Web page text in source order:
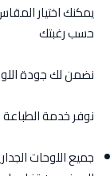
يمكنك اختيار
حسب رغبتك
نضمن لك جودة
نوفر خدمة
جميع اللوحات